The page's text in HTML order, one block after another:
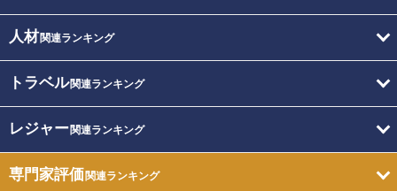
人材関連ランキング
トラベル関連ランキング
レジャー関連ランキング
専門家評価関連ランキング